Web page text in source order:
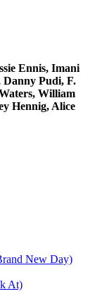
Ennis, Imani
Pudi, F.
William
Hennig, Alice
New Day)
At)